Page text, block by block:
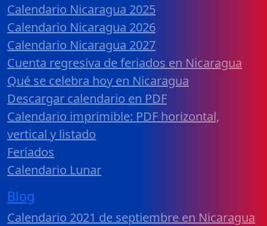
Calendario Nicaragua 2025
Calendario Nicaragua 2026
Calendario Nicaragua 2027
Cuenta regresiva de feriados en Nicaragua
Qué se celebra hoy en Nicaragua
Descargar calendario en PDF
Calendario imprimible: PDF horizontal,
vertical y listado
Feriados
Calendario Lunar
Blog
Calendario 2021 de septiembre en Nicaragua